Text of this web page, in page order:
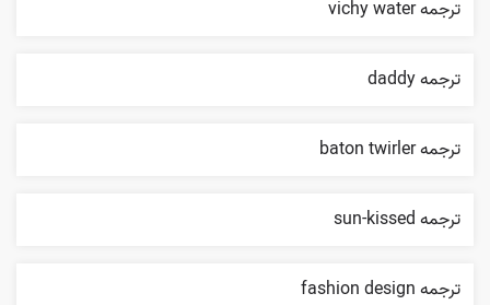
ترجمه vichy water
ترجمه daddy
ترجمه baton twirler
ترجمه sun-kissed
ترجمه fashion design